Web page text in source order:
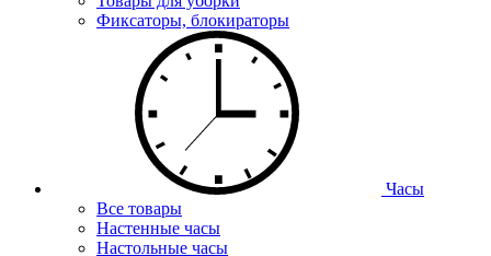
Фиксаторы, блокираторы
Часы
Все товары
Настенные часы
Настольные часы